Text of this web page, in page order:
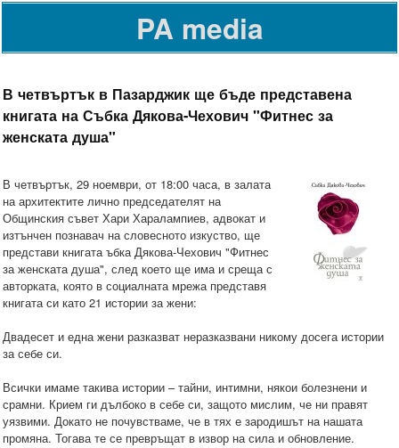
PA media
В четвъртък в Пазарджик ще бъде представена
книгата на Събка Дякова-Чехович "Фитнес за
женската душа"
В четвъртък, 29 ноември, от 18:00 часа, в залата
на архитектите лично председателят на
Общинския съвет Хари Харалампиев, адвокат и
изтънчен познавач на словесното изкуство, ще
представи книгата ъбка Дякова-Чехович "Фитнес
за женската душа" , след което ще има и среща с
авторката, която в социалната мрежа представя
книгата си като 21 истории за жени:
Двадесет и една жени разказват неразказвани никому досега истории
за себе си.
Всички имаме такива истории – тайни, интимни, някои болезнени и
срамни. Крием ги дълбоко в себе си, защото мислим, че ни правят
уязвими. Докато не почувстваме, че в тях е зародишът на нашата
промяна. Тогава те се превръщат в извор на сила и обновление.